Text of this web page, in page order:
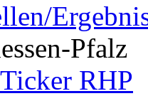
Pfalz
RHP